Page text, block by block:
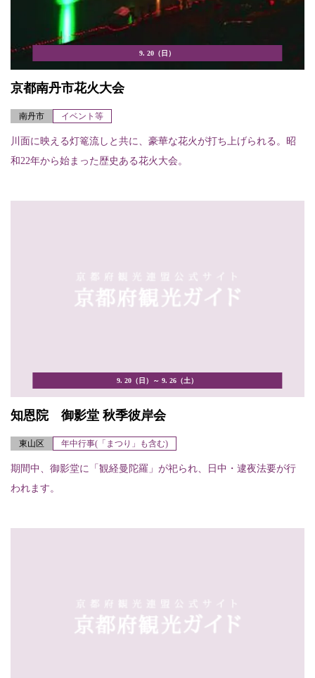
9. 20（日）
京都南丹市花火大会
南丹市 イベント等
川面に映える灯篭流しと共に、豪華な花火が打ち上げられる。昭
和22年から始まった歴史ある花火大会。
9. 20（日）～ 9. 26（土）
知恩院 御影堂 秋季彼岸会
東山区 年中行事(「まつり」も含む)
期間中、御影堂に「観経曼陀羅」が祀られ、日中・逮夜法要が行
われます。